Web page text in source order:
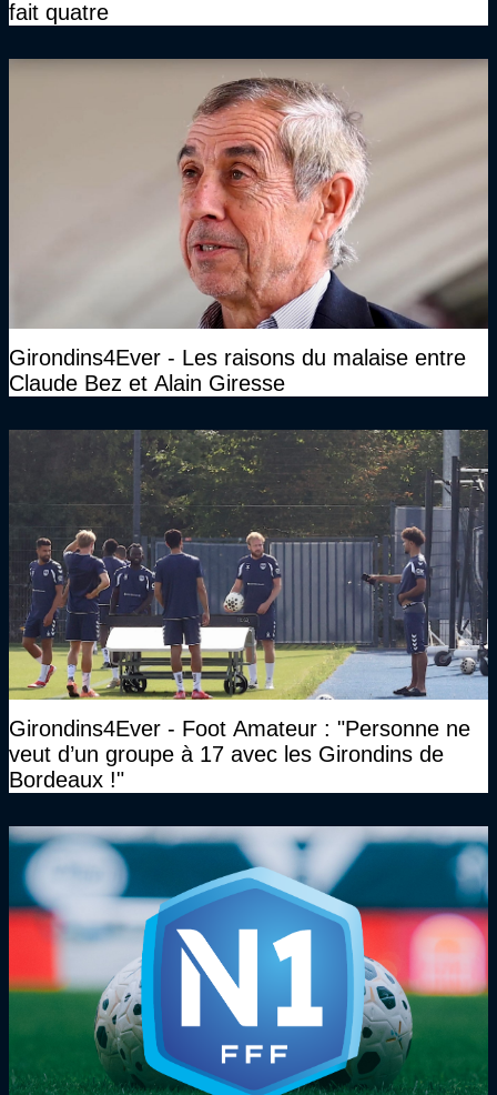
fait quatre
Girondins4Ever - Les raisons du malaise entre
Claude Bez et Alain Giresse
Girondins4Ever - Foot Amateur : "Personne ne
veut d’un groupe à 17 avec les Girondins de
Bordeaux !"